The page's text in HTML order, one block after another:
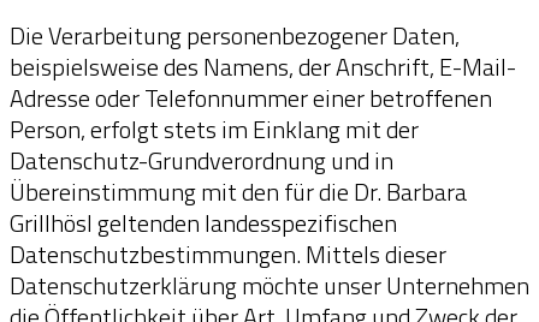
Die Verarbeitung personenbezogener Daten,
beispielsweise des Namens, der Anschrift, E-Mail-
Adresse oder Telefonnummer einer betroffenen
Person, erfolgt stets im Einklang mit der
Datenschutz-Grundverordnung und in
Übereinstimmung mit den für die Dr. Barbara
Grillhösl geltenden landesspezifischen
Datenschutzbestimmungen. Mittels dieser
Datenschutzerklärung möchte unser Unternehmen